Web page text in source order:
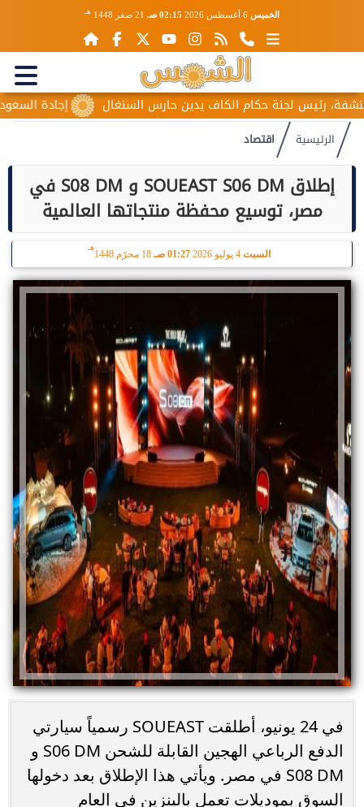
الخميس 02:15 صـ 21 صفر 1448 هـ
إجادة السعودية لجنة حكام الكاف يدين حارس السنغال
الرئيسية اقتصاد
إطلاق SOUEAST S06 DM و S08 DM في
مصر، توسيع محفظة منتجاتها العالمية
السبت 4 يوليو 2026 01:27 صـ 18 محرّم 1448
هـ
في 24 يونيو، أطلقت SOUEAST رسمياً سيارتي
الدفع الرباعي الهجين القابلة للشحن S06 DM و
S08 DM في مصر. ويأتي هذا الإطلاق بعد دخولها
السوق بموديلات تعمل بالبنزين في العام